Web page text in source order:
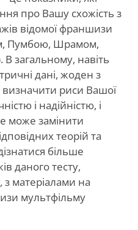
про Вашу схожість з
відомої франшизи
Пумбою, Шрамом,
загальному, навіть
дані, жоден з
визначити риси Вашої
і надійністю, і
може замінити
теорій та
більше
даного тесту,
з матеріалами на
мультфільму